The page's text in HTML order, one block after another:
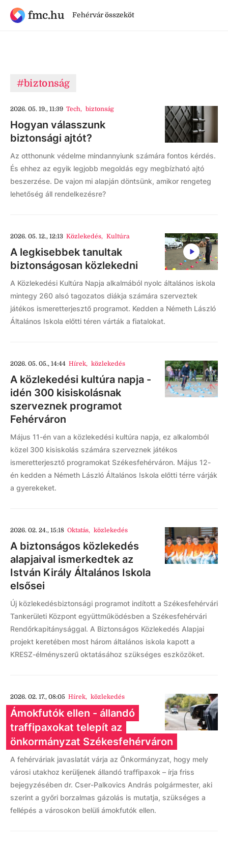
fmc.hu Fehérvár összeköt
#biztonság
2026. 05. 19., 11:39 Tech, biztonság
Hogyan válasszunk
biztonsági ajtót?
Az otthonunk védelme mindannyiunk számára fontos kérdés.
És ehhez az egyik legjobb megoldás egy megbízható ajtó
beszerzése. De vajon mi alapján döntsünk, amikor rengeteg
lehetőség áll rendelkezésre?
2026. 05. 12., 12:13 Közlekedés, Kultúra
A legkisebbek tanultak
biztonságosan közlekedni
A Közlekedési Kultúra Napja alkalmából nyolc általános iskola
mintegy 260 alsó tagozatos diákja számára szerveztek
játékos ismeretterjesztő programot. Kedden a Németh László
Általános Iskola előtti téren várták a fiatalokat.
2026. 05. 05., 14:44 Hírek, közlekedés
A közlekedési kultúra napja -
idén 300 kisiskolásnak
szerveznek programot
Fehérváron
Május 11-én van a közlekedési kultúra napja, ez alkalomból
közel 300 kisiskolás számára szerveznek játékos
ismeretterjesztő programokat Székesfehérváron. Május 12-
én kedden a Németh László Általános Iskola előtti térre várják
a gyerekeket.
2026. 02. 24., 15:18 Oktatás, közlekedés
A biztonságos közlekedés
alapjaival ismerkedtek az
István Király Általános Iskola
elsősei
Új közlekedésbiztonsági programot indított a Székesfehérvári
Tankerületi Központ együttműködésben a Székesfehérvári
Rendőrkapitánysággal. A Biztonságos Közlekedés Alapjai
projekt keretében most három általános iskola kapott a
KRESZ-élményszerű oktatásához szükséges eszközöket.
2026. 02. 17., 08:05 Hírek, közlekedés
Ámokfutók ellen - állandó
traffipaxokat telepít az
önkormányzat Székesfehérváron
A fehérváriak javaslatát várja az Önkormányzat, hogy mely
városi utakhoz kerüljenek állandó traffipaxok – írja friss
bejegyzésében dr. Cser-Palkovics András polgármester, aki
szerint a győri borzalmas gázolás is mutatja, szükséges a
fellépés a városokon belüli ámokfutók ellen.